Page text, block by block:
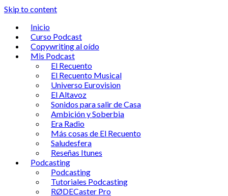
Skip to content
Inicio
Curso Podcast
Copywriting al oído
Mis Podcast
El Recuento
El Recuento Musical
Universo Eurovision
El Altavoz
Sonidos para salir de Casa
Ambición y Soberbia
Era Radio
Más cosas de El Recuento
Saludesfera
Reseñas Itunes
Podcasting
Podcasting
Tutoriales Podcasting
RØDECaster Pro